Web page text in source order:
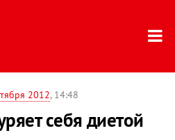
2012, 14:48
себя диетой